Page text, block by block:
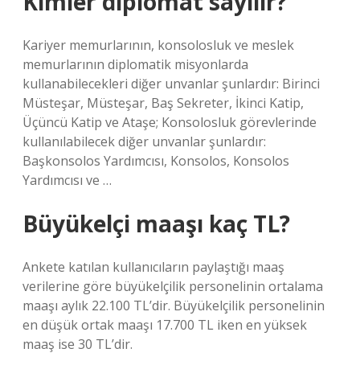
Kariyer memurlarının, konsolosluk ve meslek
memurlarının diplomatik misyonlarda
kullanabilecekleri diğer unvanlar şunlardır: Birinci
Müsteşar, Müsteşar, Baş Sekreter, İkinci Katip,
Üçüncü Katip ve Ataşe; Konsolosluk görevlerinde
kullanılabilecek diğer unvanlar şunlardır:
Başkonsolos Yardımcısı, Konsolos, Konsolos
Yardımcısı ve …
Büyükelçi maaşı kaç TL?
Ankete katılan kullanıcıların paylaştığı maaş
verilerine göre büyükelçilik personelinin ortalama
maaşı aylık 22.100 TL’dir. Büyükelçilik personelinin
en düşük ortak maaşı 17.700 TL iken en yüksek
maaş ise 30 TL’dir.